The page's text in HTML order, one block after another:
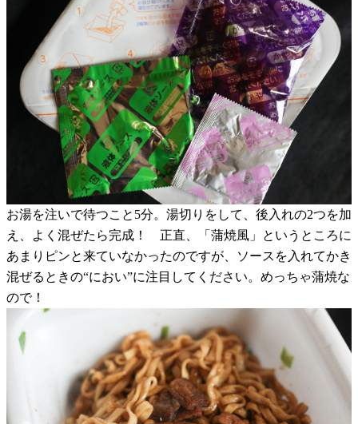
お湯を注いで待つこと5分。湯切りをして、後入れの2つを加
え、よく混ぜたら完成！ 正直、「蒲焼風」というところに
あまりピンと来ていなかったのですが、ソースを入れてかき
混ぜるときの“におい”に注目してください。めっちゃ蒲焼な
ので！